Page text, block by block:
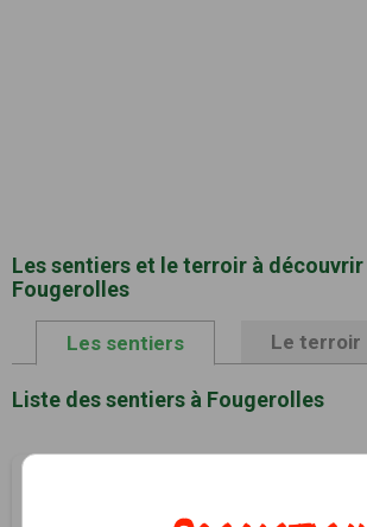
Les sentiers et le terroir à découvrir
Fougerolles
Les sentiers Le terroir
Liste des sentiers à Fougerolles
Fougerolles, Indre (36)